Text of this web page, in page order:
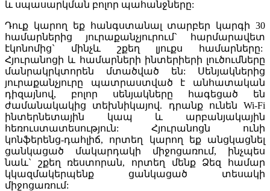
և սպասարկման բոլոր պահանջները:
Դուք կարող եք հանգստանալ տարբեր կարգի 30
համարներից յուրաքանչյուրում` հարմարավետ
էկոնոմից` մինչև շքեղ լյուքս համարները:
Հյուրանոցի և համարների ինտերիերի լուծումները
մանրակրկտորեն մտածված են: Սենյակներից
յուրաքանչյուրը պատրաստված է անհատական
դիզայնով, բոլոր սենյակները հագեցած են
ժամանակակից տեխնիկայով. դրանք ունեն Wi-Fi
ինտերնետային կապ և արբանյակային
հեռուստատեսություն: Հյուրանոցն ունի
կոնֆերենց-դահլիճ, որտեղ կարող եք անցկացնել
ցանկացած մակարդակի միջոցառում, ինչպես
նաև` շքեղ ռեստորան, որտեղ մենք Ձեզ համար
կկազմակերպենք ցանկացած տեսակի
միջոցառում: